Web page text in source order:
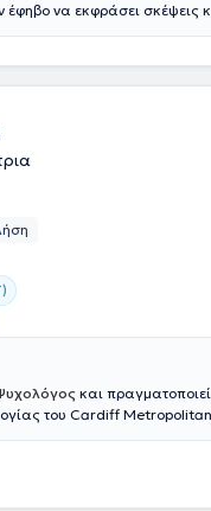
έφηβο να εκφράσει σκέψεις
και πραγματοποιεί
του Cardiff Metropolitan